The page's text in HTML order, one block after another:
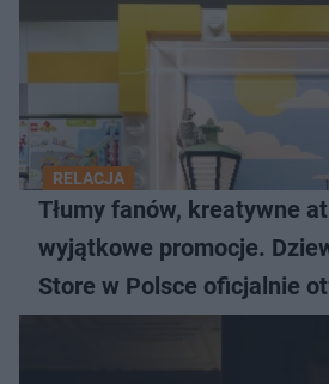
RELACJA
Tłumy fanów, kreatywne
wyjątkowe promocje.
Store w Polsce oficjalnie
Wrocławiu